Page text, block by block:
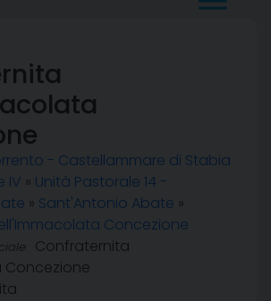
- Castellammare di Stabia
IV » Unità Pastorale 14 -
» Sant'Antonio Abate »
Concezione
Confraternita
Concezione